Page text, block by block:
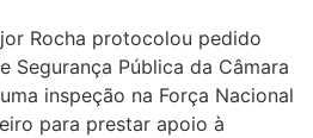
Rocha protocolou pedido
Segurança Pública da Câmara
inspeção na Força Nacional
para prestar apoio à